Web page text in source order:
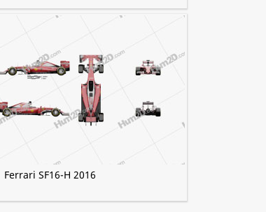
Ferrari SF16-H 2016